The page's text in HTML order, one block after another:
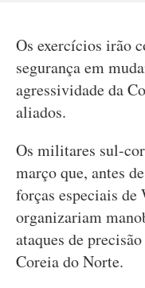
Os exercícios irão
segurança em
agressividade da
aliados.
Os militares sul-
março que, antes
forças especiais de
organizariam
ataques de
Coreia do Norte.